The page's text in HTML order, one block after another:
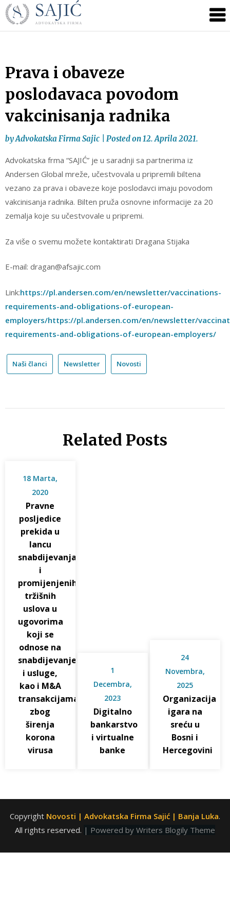
Skip
to
content
Advokatska
Sajić
|
Banja
Luka
Prava i obaveze
poslodavaca povodom
vakcinisanja radnika
byAdvokatska Firma Sajic Posted on12. Aprila 2021.
Advokatska frma “SAJIĆ” je u saradnji sa partnerima iz
Andersen Global mreže, učestvovala u pripremili biltena
vezano za prava i obaveze koje poslodavci imaju povodom
vakcinisanja radnika. Bilten pruža osnovne informacije za 20
zemalja koje su učestvovale u pripremi.
Za više o svemu možete kontaktirati Dragana Stijaka
E-mail: dragan@afsajic.com
Link:https://pl.andersen.com/en/newsletter/vaccinations-
requirements-and-obligations-of-european-
employers/https://pl.andersen.com/en/newsletter/
requirements-and-obligations-of-european-employers/
Naši članci Newsletter Novosti
Related Posts
18 Marta,
2020
Pravne
posljedice
prekida u
lancu
snabdijevanja
i
promijenjenih
tržišnih
uslova u
ugovorima
koji se
odnose na
snabdijevanje
i usluge,
kao i M&A
transakcijama
zbog
širenja
korona
virusa
1
Decembra,
2023
Digitalno
bankarstvo
i virtualne
banke
24
Novembra,
2025
Organizacija
igara na
sreću u
Bosni i
Hercegovini
Copyright Novosti | Advokatska Firma Sajić | Banja Luka.
All rights reserved. | Powered by Writers Blogily Theme